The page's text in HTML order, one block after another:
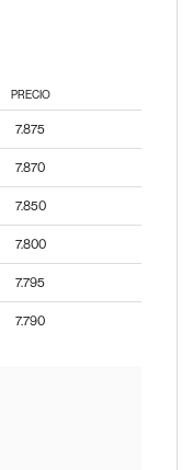
PRECIO
7.875
7.870
7.850
7.800
7.795
7.790